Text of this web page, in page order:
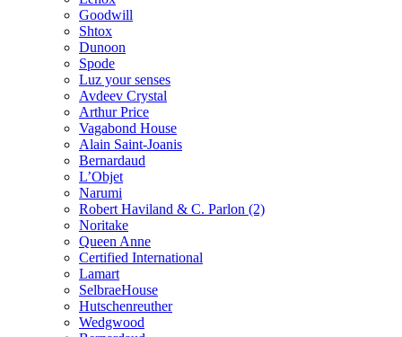
Goodwill
Shtox
Dunoon
Spode
Luz your senses
Avdeev Crystal
Arthur Price
Vagabond House
Alain Saint-Joanis
Bernardaud
L’Objet
Narumi
Robert Haviland & C. Parlon (2)
Noritakе
Queen Anne
Certified International
Lamart
SelbraeHouse
Hutschenreuther
Wedgwood